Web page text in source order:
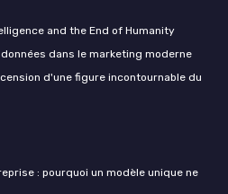
and the End of Humanity
dans le marketing moderne
d'une figure incontournable du
: pourquoi un modèle unique ne